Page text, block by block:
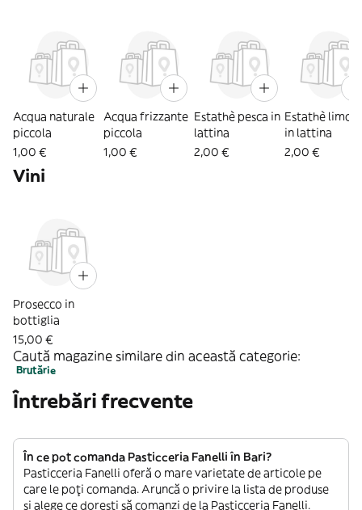
Acqua naturale
piccola
1,00 €
Acqua frizzante
piccola
1,00 €
Estathè pesca in
lattina
2,00 €
Estathè
in lattina
2,00 €
Vini
Prosecco in
bottiglia
15,00 €
Caută magazine similare din această categorie:
Brutărie
Întrebări frecvente
În ce pot comanda Pasticceria Fanelli în Bari?
Pasticceria Fanelli oferă o mare varietate de articole pe
care le poți comanda. Aruncă o privire la lista de produse
și alege ce dorești să comanzi de la Pasticceria Fanelli.